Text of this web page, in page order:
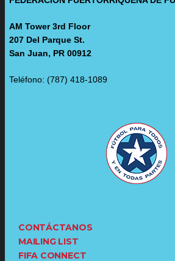
AM Tower 3rd Floor
207 Del Parque St.
San Juan, PR 00912
Teléfono: (787) 418-1089
CONTÁCTANOS
MAILING LIST
FIFA CONNECT